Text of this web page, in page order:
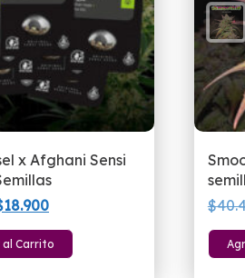
x Afghani Sensi
18.900El
precio
actual
Carrito
$